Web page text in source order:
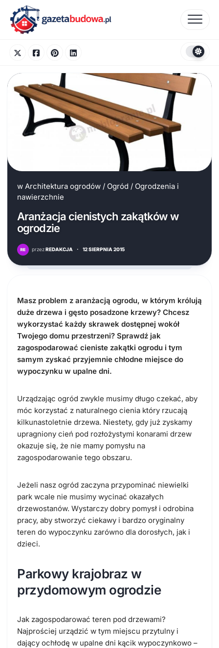
content
w Architektura ogrodów / Ogród / Ogrodzenia i
nawierzchnie
Aranżacja cienistych zakątków w
ogrodzie
przezREDAKCJA · 12 SIERPNIA 2015
Masz problem z aranżacją ogrodu, w którym królują
duże drzewa i gęsto posadzone krzewy? Chcesz
wykorzystać każdy skrawek dostępnej wokół
Twojego domu przestrzeni? Sprawdź jak
zagospodarować cieniste zakątki ogrodu i tym
samym zyskać przyjemnie chłodne miejsce do
wypoczynku w upalne dni.
Urządzając ogród zwykle musimy długo czekać, aby
móc korzystać z naturalnego cienia który rzucają
kilkunastoletnie drzewa. Niestety, gdy już zyskamy
upragniony cień pod rozłożystymi konarami drzew
okazuje się, że nie mamy pomysłu na
zagospodarowanie tego obszaru.
Jeżeli nasz ogród zaczyna przypominać niewielki
park wcale nie musimy wycinać okazałych
drzewostanów. Wystarczy dobry pomysł i odrobina
pracy, aby stworzyć ciekawy i bardzo oryginalny
teren do wypoczynku zarówno dla dorosłych, jak i
dzieci.
Parkowy krajobraz w
przydomowym ogrodzie
Jak zagospodarować teren pod drzewami?
Najprościej urządzić w tym miejscu przytulny i
dający ochłodę w upalne dni kącik wypoczynkowo –